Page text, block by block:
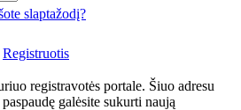
slaptažodį?
Registruotis
registravotės portale. Šiuo adresu
galėsite sukurti naują